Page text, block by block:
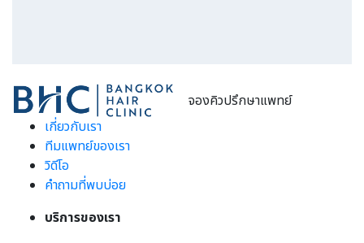
จองคิวปรึกษาแพทย์
เกี่ยวกับเรา
ทีมแพทย์ของเรา
วิดีโอ
คำถามที่พบบ่อย
บริการของเรา